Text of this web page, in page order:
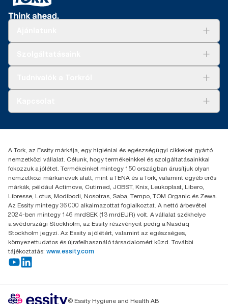
+36 1 392 2176
H-1021 Budapest
Budakeszi út 51.
A Tork, az Essity márkája, egy higiéniai és egészségügyi cikkeket gyártó
nemzetközi vállalat. Célunk, hogy termékeinkkel és szolgáltatásainkkal
fokozzuk a jólétet. Termékeinket mintegy 150 országban árusítjuk olyan
nemzetközi márkanevek alatt, mint a TENA és a Tork, valamint egyéb erős
márkák, például Actimove, Cutimed, JOBST, Knix, Leukoplast, Libero,
Libresse, Lotus, Modibodi, Nosotras, Saba, Tempo, TOM Organic és Zewa.
Az Essity mintegy 36 000 alkalmazottat foglalkoztat. A nettó árbevétel
2024-ben mintegy 146 mrdSEK (13 mrdEUR) volt. A vállalat székhelye
a svédországi Stockholm, az Essity részvényeit pedig a Nasdaq
Stockholm jegyzi. Az Essity a jólétért, valamint az egészséges,
környezettudatos és újrafelhasználó társadalomért küzd. További
tájékoztatás: www.essity.com
© Essity Hygiene and Health AB